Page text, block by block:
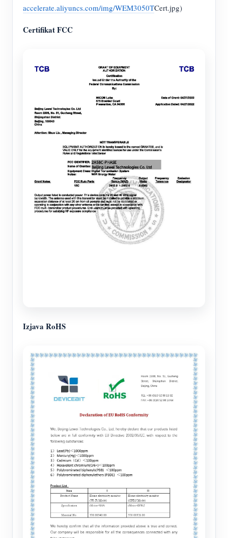
accelerate.aliyuncs.com/img/WEM3050TCert.jpg)
Certifikat FCC
Izjava RoHS